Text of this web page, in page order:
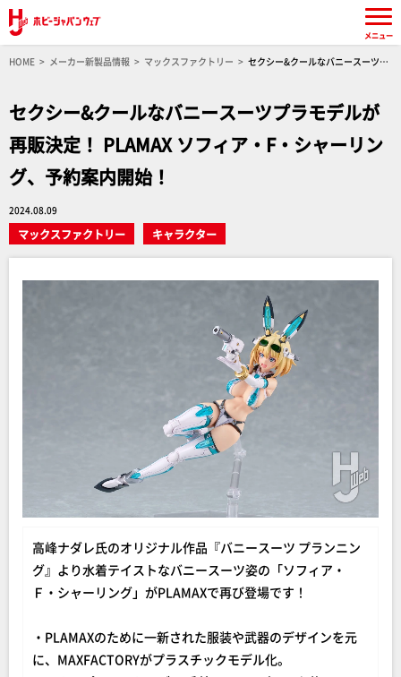
HOME メーカー新製品情報 マックスファクトリー
セクシー&クールなバニースーツプ
セクシー&クールなバニースーツプラモデルが
再販決定！ PLAMAX ソフィア・F・シャーリン
グ、予約案内開始！
2024.08.09
マックスファクトリー キャラクター
高峰ナダレ氏のオリジナル作品『バニースーツ プランニン
グ』より水着テイストなバニースーツ姿の「ソフィア・
Ｆ・シャーリング」がPLAMAXで再び登場です！
・PLAMAXのために一新された服装や武器のデザインを元
に、MAXFACTORYがプラスチックモデル化。
メニュー